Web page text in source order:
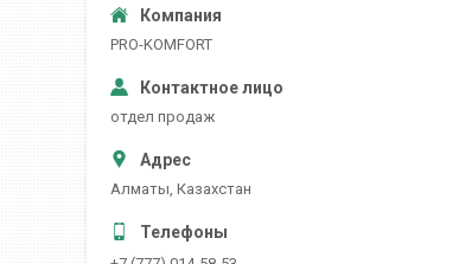
PRO-KOMFORT
отдел продаж
Алматы, Казахстан